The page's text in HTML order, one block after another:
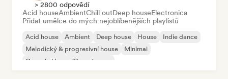
> 2800 odpovědí
Acid houseAmbientChill outDeep houseElectronica
Přidat umělce do mých nejoblíbenějších playlistů
Acid house Ambient Deep house House
Indie dance
Melodický & progresivní house
Minimal
Organic House/Downtempo